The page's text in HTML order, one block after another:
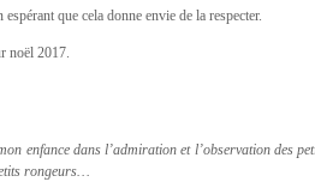
que cela donne envie de la respecter.
noël 2017.
enfance dans l’admiration et l’observation des
rongeurs…